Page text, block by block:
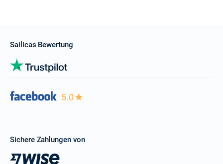
Sailicas Bewertung
5.0
Sichere Zahlungen von